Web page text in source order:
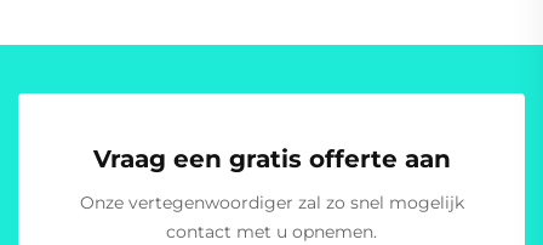
Vraag een gratis offerte aan
Onze vertegenwoordiger zal zo snel mogelijk
contact met u opnemen.